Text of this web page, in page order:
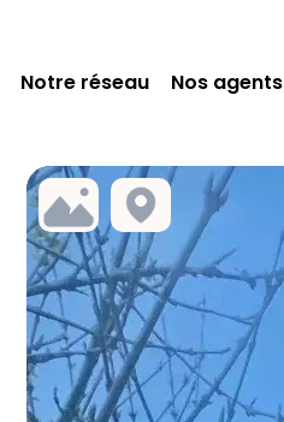
Notre réseau Nos agents